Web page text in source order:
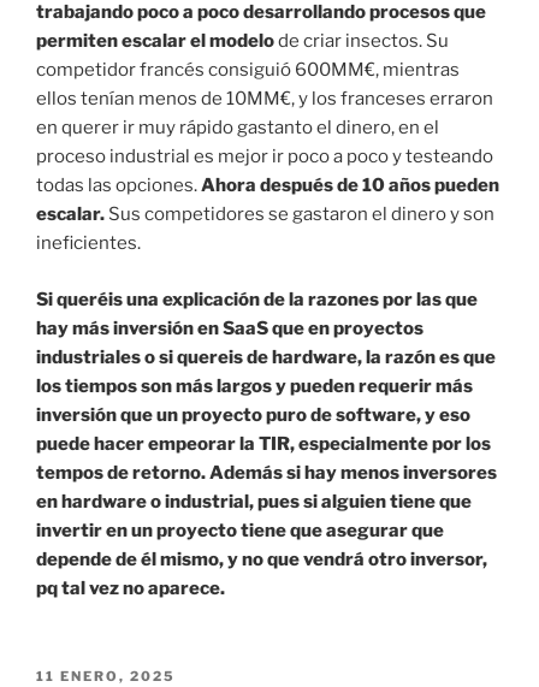
trabajando poco a poco desarrollando procesos que
permiten escalar el modelode criar insectos. Su
competidor francés consiguió 600MM€, mientras
ellos tenían menos de 10MM€, y los franceses erraron
en querer ir muy rápido gastanto el dinero, en el
proceso industrial es mejor ir poco a poco y testeando
todas las opciones.Ahora después de 10 años pueden
escalar. Sus competidores se gastaron el dinero y son
ineficientes.
Si queréis una explicación de la razones por las que
hay más inversión en SaaS que en proyectos
industriales o si quereis de hardware, la razón es que
los tiempos son más largos y pueden requerir más
inversión que un proyecto puro de software, y eso
puede hacer empeorar la TIR, especialmente por los
tempos de retorno. Además si hay menos inversores
en hardware o industrial, pues si alguien tiene que
invertir en un proyecto tiene que asegurar que
depende de él mismo, y no que vendrá otro inversor,
pq tal vez no aparece.
PUBLICADO
11 ENERO, 2025